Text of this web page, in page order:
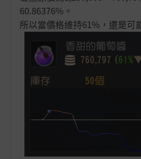
60.86376%。
所以當價格維持61%，還是可